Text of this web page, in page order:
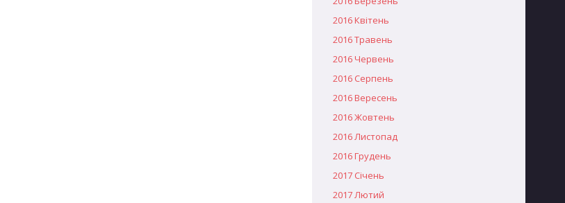
2016 Квітень
2016 Травень
2016 Червень
2016 Серпень
2016 Вересень
2016 Жовтень
2016 Листопад
2016 Грудень
2017 Січень
2017 Лютий